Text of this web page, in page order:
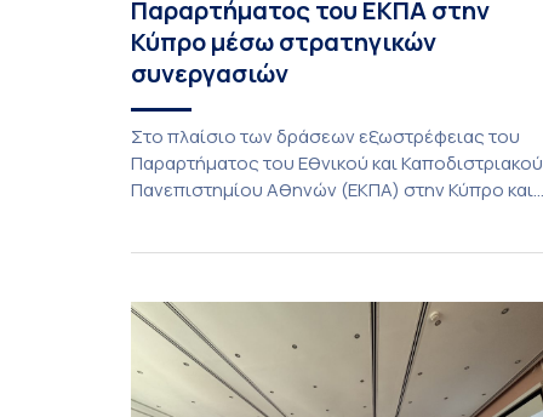
Παραρτήματος του ΕΚΠΑ στην
Κύπρο μέσω στρατηγικών
συνεργασιών
Στο πλαίσιο των δράσεων εξωστρέφειας του
Παραρτήματος του Εθνικού και Καποδιστριακού
Πανεπιστημίου Αθηνών (ΕΚΠΑ) στην Κύπρο και
Διοίκησης Επιχειρήσεων και Οργανισμών τον
Σεπτέμβριο του 2026, ο Κοσμήτορας της Σχολής
Οικονομικών και Πολιτικών Επιστημών,
Καθηγητής Νικόλαος Ηρειώτης, και ο Πρόεδρος
του Τμήματος […]